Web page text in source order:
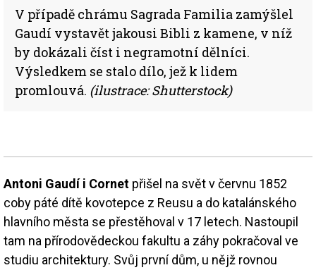
V případě chrámu Sagrada Familia zamýšlel
Gaudí vystavět jakousi Bibli z kamene, v níž
by dokázali číst i negramotní dělníci.
Výsledkem se stalo dílo, jež k lidem
promlouvá. (ilustrace: Shutterstock)
Antoni Gaudí i Cornet přišel na svět v červnu 1852
coby páté dítě kovotepce z Reusu a do katalánského
hlavního města se přestěhoval v 17 letech. Nastoupil
tam na přírodovědeckou fakultu a záhy pokračoval ve
studiu architektury. Svůj první dům, u nějž rovnou